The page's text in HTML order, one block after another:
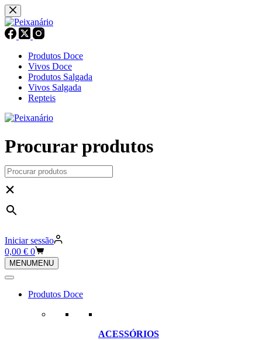
Pular
para
o
conteúdo
Produtos Doce
Vivos Doce
Produtos Salgada
Vivos Salgada
Repteis
Procurar produtos
×
Iniciar sessão
Carrinho
de
compras
0,00 € 0
MENUMENU
Produtos Doce
ACESSÓRIOS